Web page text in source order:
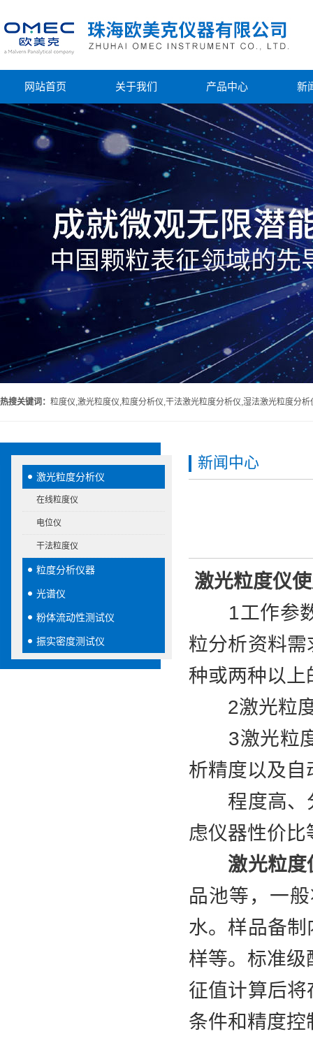
网站首页 关于我们 产品中心 新
热搜关键词： 粒度仪,激光粒度仪,粒度分析仪,干法激光粒度分析仪,湿法激光粒度分析
激光粒度分析仪
在线粒度仪
电位仪
干法粒度仪
粒度分析仪器
光谱仪
粉体流动性测试仪
振实密度测试仪
新闻中心
激光粒度仪
1工作参数
粒分析资料
种或两种以上
2激光粒度
3激光粒度
析精度以及
程度高、分
虑仪器性价
激光粒度
品池等，一
水。样品备
样等。标准
征值计算后
条件和精度